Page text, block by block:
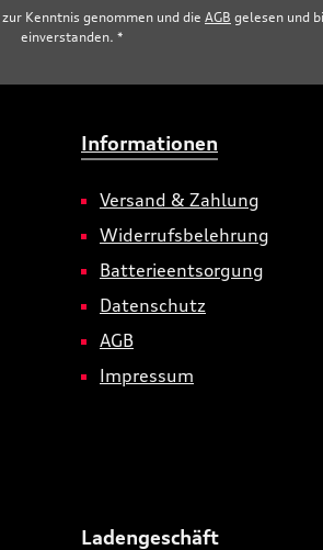
zur Kenntnis genommen und die AGB gelesen und
einverstanden. *
Informationen
Versand & Zahlung
Widerrufsbelehrung
Batterieentsorgung
Datenschutz
AGB
Impressum
Ladengeschäft